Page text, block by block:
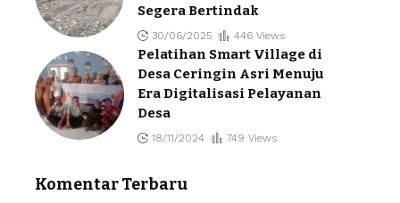
Segera Bertindak
30/06/2025 446 Views
Pelatihan Smart Village di
Desa Ceringin Asri Menuju
Era Digitalisasi Pelayanan
Desa
18/11/2024 749 Views
Komentar Terbaru